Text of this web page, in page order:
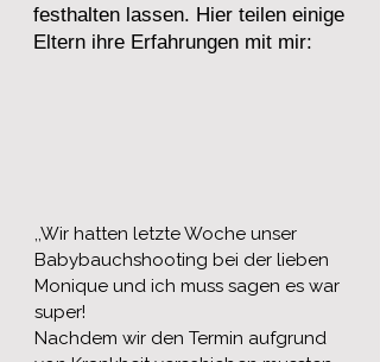
festhalten lassen. Hier teilen einige
Eltern ihre Erfahrungen mit mir:
,,Wir hatten letzte Woche unser
Babybauchshooting bei der lieben
Monique und ich muss sagen es war
super!
Nachdem wir den Termin aufgrund